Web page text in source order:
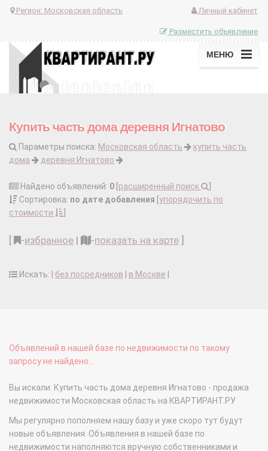
Регион: Московская область Личный кабинет
Разместить объявление
МЕНЮ
Купить часть дома деревня Игнатово
Параметры поиска: Московская область
купить часть
дома
деревня Игнатово
Найдено объявлений: 0 расширенный поиск
Сортировка: по дате добавления упорядочить по
стоимости
-избранное | -показать на карте
Искать: | без посредников в Москве
Объявлений в нашей базе по недвижимости по такому
запросу не найдено...
Вы искали: Купить часть дома деревня Игнатово - продажа
недвижимости Московская область на КВАРТИРАНТ.РУ
Мы регулярно пополняем нашу базу и уже скоро тут будут
новые объявления. Объявления в нашей базе по
недвижимости наполняются вручную собственниками и